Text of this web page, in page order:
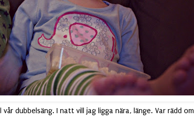
dubbelsäng. I natt vill jag ligga nära, länge. Var rädd om